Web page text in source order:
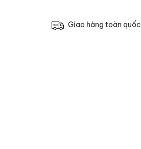
Giao hàng toàn quốc